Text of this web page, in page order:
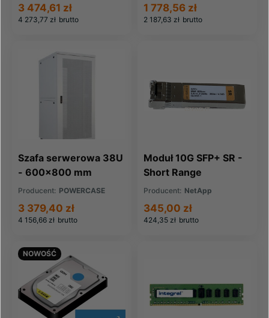
4 273,77 zł brutto
3 474,61 zł
2 187,63 zł brutto
1 778,56 zł
Szafa serwerowa 38U
- 600x800 mm
Producent: POWERCASE
4 156,66 zł brutto
3 379,40 zł
Moduł 10G SFP+ SR -
Short Range
Producent: NetApp
424,35 zł brutto
345,00 zł
NOWOŚĆ